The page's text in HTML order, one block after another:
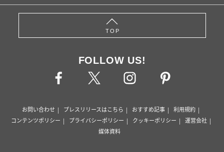
TOP
FOLLOW US!
お問い合わせ プレスリリースはこちら おすすめ記事
利用規約
コンテンツポリシー
プライバシーポリシー クッキーポリシー
運営会社
媒体資料